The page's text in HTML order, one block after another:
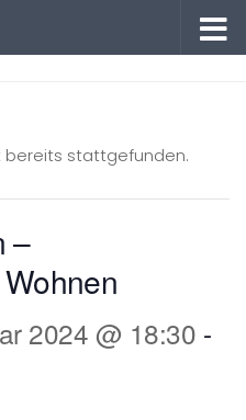
bereits stattgefunden.
–
2024 @ 18:30 -